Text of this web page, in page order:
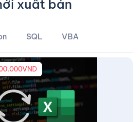
xuất bản
SQL VBA
VND